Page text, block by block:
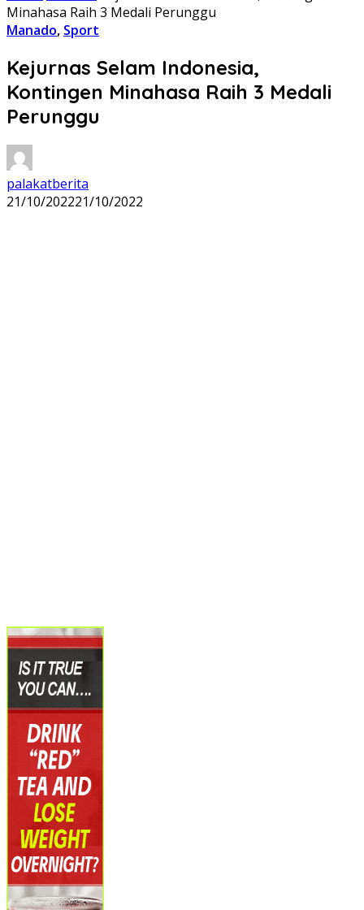
Minahasa Raih 3 Medali Perunggu
Manado, Sport
Kejurnas Selam Indonesia,
Kontingen Minahasa Raih 3 Medali
Perunggu
palakatberita
21/10/202221/10/2022